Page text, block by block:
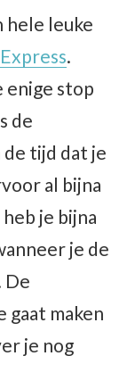
hele leuke
.
enige stop
de
de tijd dat je
al bijna
je bijna
je de
De
gaat maken
je nog